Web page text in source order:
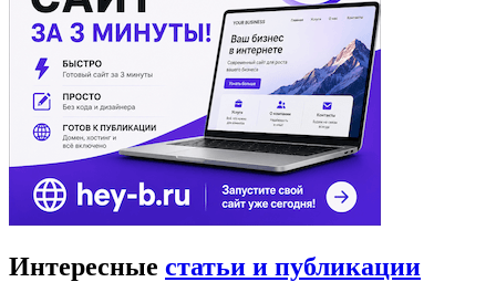
Интересные статьи и публикации